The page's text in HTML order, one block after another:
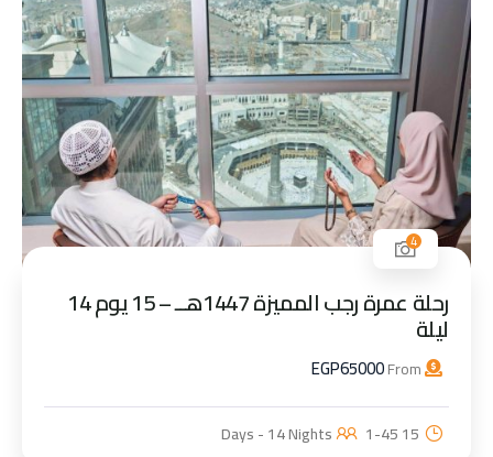
4
رحلة عمرة رجب المميزة 1447هــ – 15 يوم 14
ليلة
EGP65000
15 Days - 14 Nights
1-45